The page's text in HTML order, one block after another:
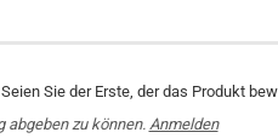
Sie der Erste, der das Produkt
abgeben zu können. Anmelden